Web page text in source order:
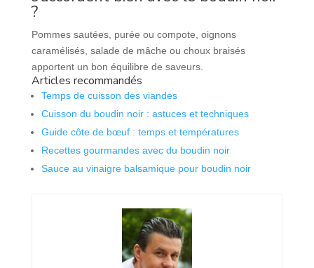
?
Pommes sautées, purée ou compote, oignons
caramélisés, salade de mâche ou choux braisés
apportent un bon équilibre de saveurs.
Articles recommandés
Temps de cuisson des viandes
Cuisson du boudin noir : astuces et techniques
Guide côte de bœuf : temps et températures
Recettes gourmandes avec du boudin noir
Sauce au vinaigre balsamique pour boudin noir